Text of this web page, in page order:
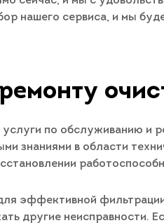
нашего сервиса, и мы
по обслуживанию и
знаниями в области
эффективной
другие неисправности.